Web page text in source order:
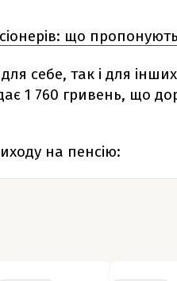
що
себе, так і для інших
1 760 гривень, що
на пенсію: